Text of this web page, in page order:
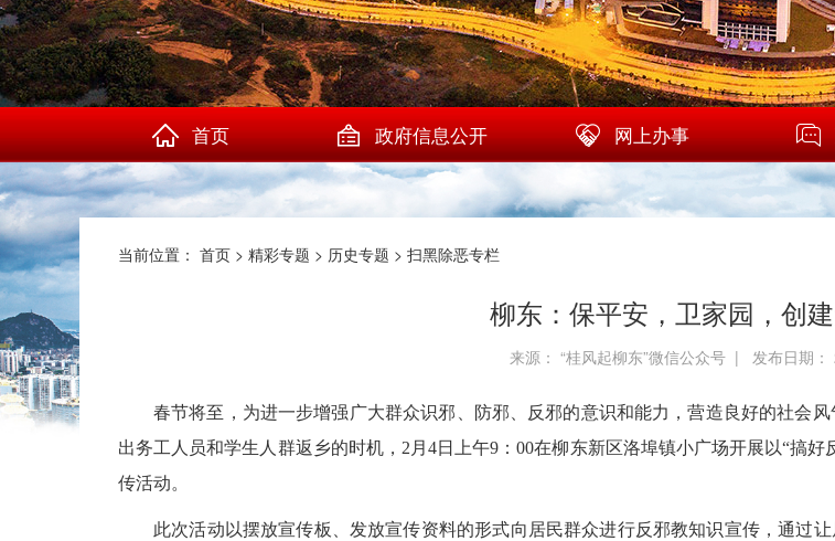
首页 政府信息公开 网上办事
当前位置： 首页 > 精彩专题 > 历史专题 > 扫黑除恶专栏
柳东：保平安，卫家园，创
来源： “桂风起柳东”微信公众号 | 发布日期
春节将至，为进一步增强广大群众识邪、防邪、反邪的意识和能力，营造良好的社会
出务工人员和学生人群返乡的时机， 2 月4日上午9 ：00在柳东新区洛埠镇小广场开展以“搞
传活动。
此次活动以摆放宣传板、发放宣传资料的形式向居民群众进行反邪教知识宣传，通过